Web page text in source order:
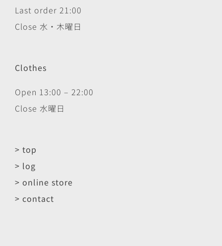
Last order 21:00
Close 水・木曜日
Clothes
Open 13:00 – 22:00
Close 水曜日
> top
> log
> online store
> contact